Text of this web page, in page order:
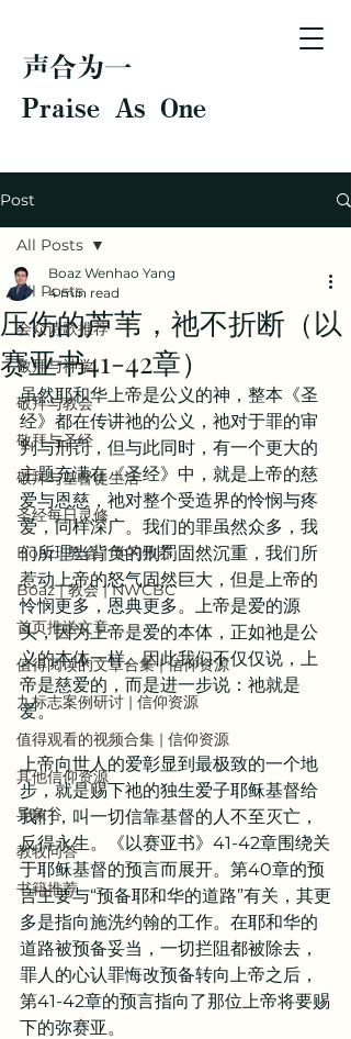
声合为一
Praise As One
Post
All Posts
会众诗歌推荐
敬拜与神学
敬拜与教会
敬拜与圣经
敬拜与基督徒生活
圣经每日灵修
Boaz | 教会 | 学习牧养
Boaz | 教会 | NWCBC
首页推送文章
值得阅读的文章合集 | 信仰资源
九标志案例研讨 | 信仰资源
值得观看的视频合集 | 信仰资源
其他信仰资源
异象谷
教牧问答
书籍推荐
All Posts
压伤的芦苇，祂不折断（以
赛亚书41-42章）
Boaz Wenhao Yang
4 min read
虽然耶和华上帝是公义的神，整本《圣
经》都在传讲祂的公义，祂对于罪的审
判与刑罚，但与此同时，有一个更大的
主题充满在《圣经》中，就是上帝的慈
爱与恩慈，祂对整个受造界的怜悯与疼
爱，同样深广。我们的罪虽然众多，我
们所理当背负的刑罚固然沉重，我们所
惹动上帝的怒气固然巨大，但是上帝的
怜悯更多，恩典更多。上帝是爱的源
头，因为上帝是爱的本体，正如祂是公
义的本体一样。因此我们不仅仅说，上
帝是慈爱的，而是进一步说：祂就是
爱。
上帝向世人的爱彰显到最极致的一个地
步，就是赐下祂的独生爱子耶稣基督给
我们，叫一切信靠基督的人不至灭亡，
反得永生。《以赛亚书》41-42章围绕关
于耶稣基督的预言而展开。第40章的预
言主要与“预备耶和华的道路”有关，其更
多是指向施洗约翰的工作。在耶和华的
道路被预备妥当，一切拦阻都被除去，
罪人的心认罪悔改预备转向上帝之后，
第41-42章的预言指向了那位上帝将要赐
下的弥赛亚。